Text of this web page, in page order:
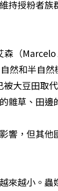
持授粉者
（
然和半自
大豆田取
雜草、田邊
響，但其
來越小。